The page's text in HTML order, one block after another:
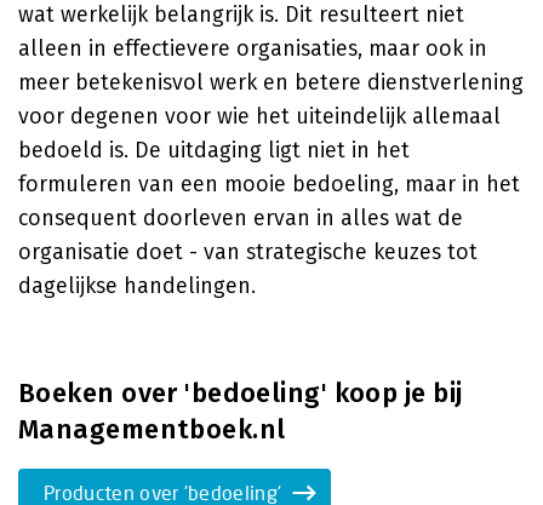
wat werkelijk belangrijk is. Dit resulteert niet
alleen in effectievere organisaties, maar ook in
meer betekenisvol werk en betere dienstverlening
voor degenen voor wie het uiteindelijk allemaal
bedoeld is. De uitdaging ligt niet in het
formuleren van een mooie bedoeling, maar in het
consequent doorleven ervan in alles wat de
organisatie doet - van strategische keuzes tot
dagelijkse handelingen.
Boeken over 'bedoeling' koop je bij
Managementboek.nl
Producten over 'bedoeling'